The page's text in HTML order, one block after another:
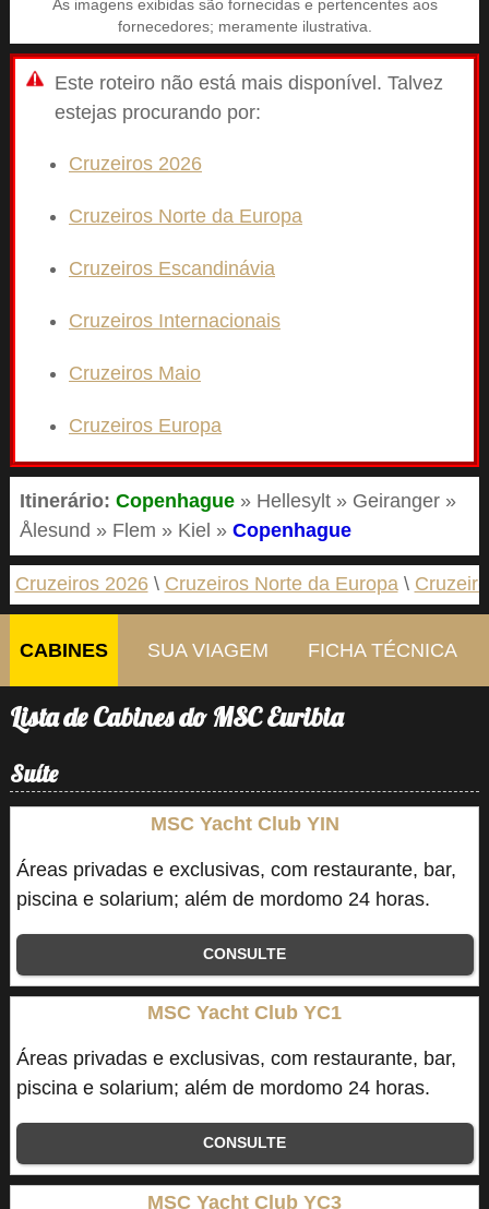
As imagens exibidas são fornecidas e pertencentes aos
fornecedores; meramente ilustrativa.
Este roteiro não está mais disponível. Talvez
estejas procurando por:
Cruzeiros 2026
Cruzeiros Norte da Europa
Cruzeiros Escandinávia
Cruzeiros Internacionais
Cruzeiros Maio
Cruzeiros Europa
Itinerário: Copenhague » Hellesylt » Geiranger »
Ålesund » Flem » Kiel » Copenhague
Cruzeiros 2026 Cruzeiros Norte da Europa
CABINES SUA VIAGEM FICHA TÉCNICA
Lista de Cabines do MSC Euribia
Suíte
MSC Yacht Club YIN
Áreas privadas e exclusivas, com restaurante, bar,
piscina e solarium; além de mordomo 24 horas.
CONSULTE
MSC Yacht Club YC1
Áreas privadas e exclusivas, com restaurante, bar,
piscina e solarium; além de mordomo 24 horas.
CONSULTE
MSC Yacht Club YC3